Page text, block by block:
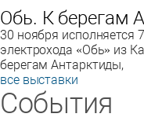
Обь. К берегам
30 ноября исполняется
электрохода «Обь» из
берегам Антарктиды,
все выставки
События